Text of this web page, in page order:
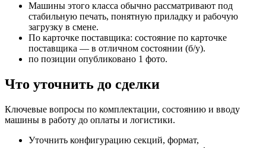
Машины этого класса обычно рассматривают под
стабильную печать, понятную приладку и рабочую
загрузку в смене.
По карточке поставщика: состояние по карточке
поставщика — в отличном состоянии (б/у).
по позиции опубликовано 1 фото.
Что уточнить до сделки
Ключевые вопросы по комплектации, состоянию и вводу
машины в работу до оплаты и логистики.
Уточнить конфигурацию секций, формат,